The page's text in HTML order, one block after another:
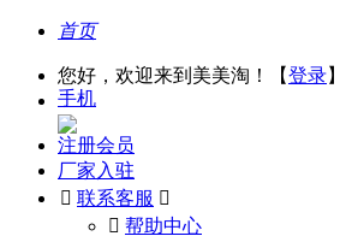
首页
您好，欢迎来到美美淘！【登录】
手机
注册会员
厂家入驻
 联系客服 
󰅃 帮助中心